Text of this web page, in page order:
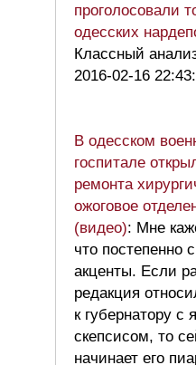
проголосовали
одесских
Классный
2016-02-16
В одесском
госпитале
ремонта
ожоговое
(видео): Мне
что постепенно
акценты. Если
редакция
к губернатору с
скепсисом, то
начинает его